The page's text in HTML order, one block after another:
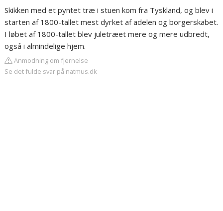
Skikken med et pyntet træ i stuen kom fra Tyskland, og blev i
starten af 1800-tallet mest dyrket af adelen og borgerskabet.
I løbet af 1800-tallet blev juletræet mere og mere udbredt,
også i almindelige hjem.
Anmodning om fjernelse
Se det fulde svar på natmus.dk